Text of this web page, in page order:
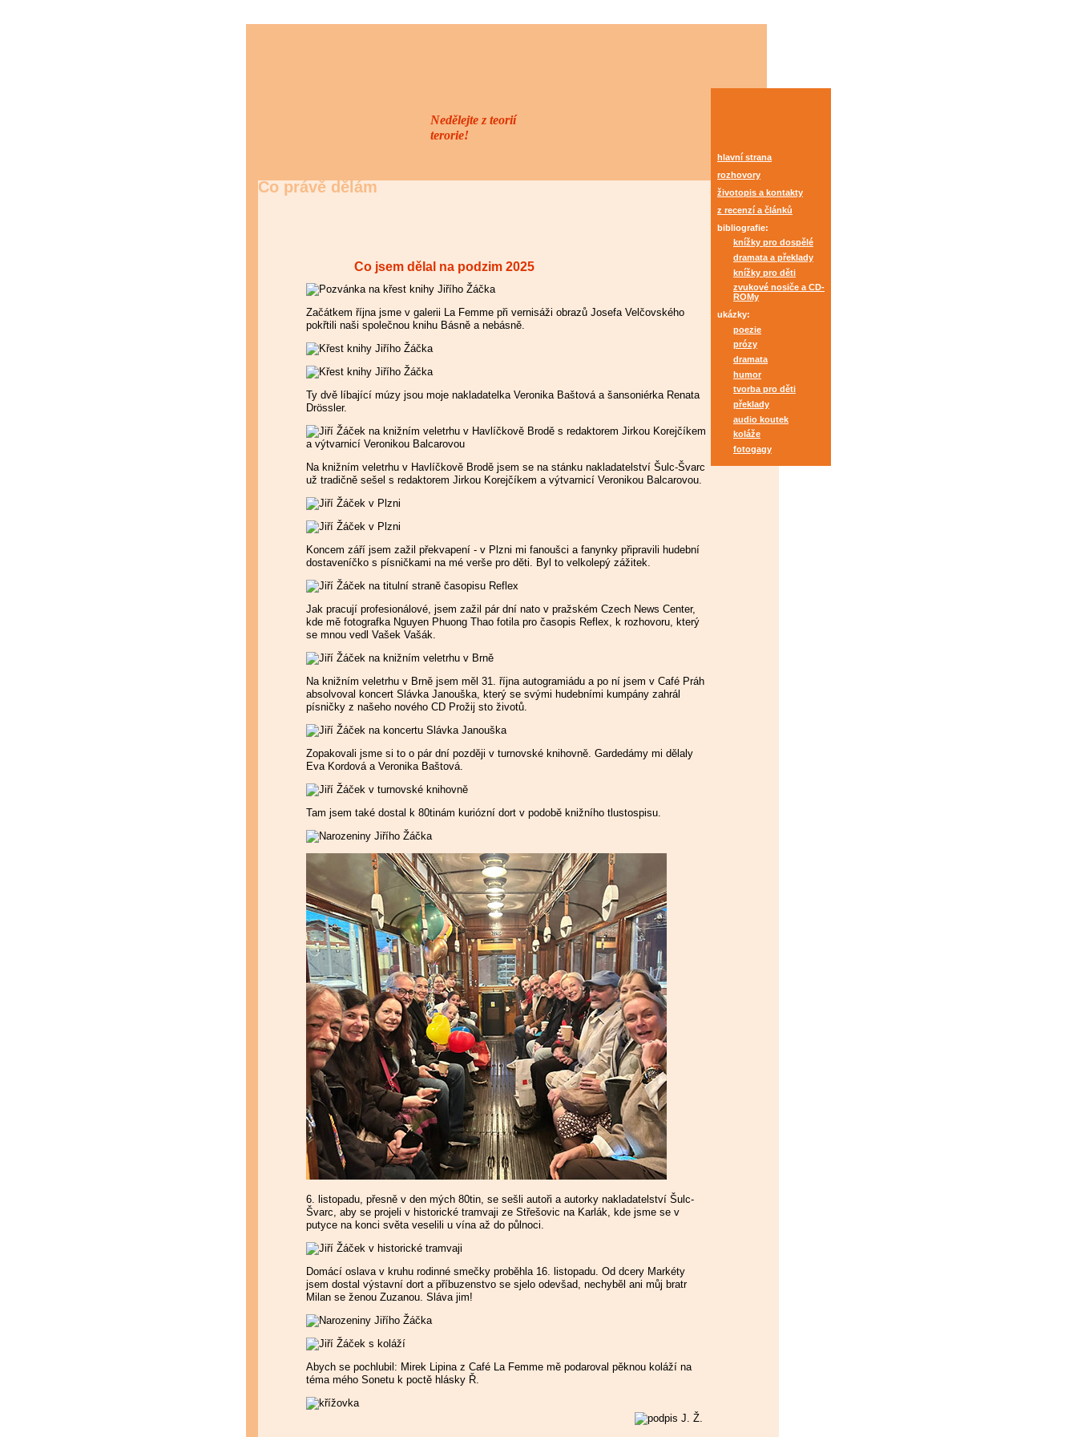
Nedělejte z teorií
terorie!
Co právě dělám
Co jsem dělal na podzim 2025
Začátkem října jsme v galerii La Femme při vernisáži obrazů Josefa Velčovského
pokřtili naši společnou knihu Básně a nebásně.
Ty dvě líbající múzy jsou moje nakladatelka Veronika Baštová a šansoniérka Renata
Drössler.
Na knižním veletrhu v Havlíčkově Brodě jsem se na stánku nakladatelství Šulc-Švarc
už tradičně sešel s redaktorem Jirkou Korejčíkem a výtvarnicí Veronikou Balcarovou.
Koncem září jsem zažil překvapení - v Plzni mi fanoušci a fanynky připravili hudební
dostaveníčko s písničkami na mé verše pro děti. Byl to velkolepý zážitek.
Jak pracují profesionálové, jsem zažil pár dní nato v pražském Czech News Center,
kde mě fotografka Nguyen Phuong Thao fotila pro časopis Reflex, k rozhovoru, který
se mnou vedl Vašek Vašák.
Na knižním veletrhu v Brně jsem měl 31. října autogramiádu a po ní jsem v Café Práh
absolvoval koncert Slávka Janouška, který se svými hudebními kumpány zahrál
písničky z našeho nového CD Prožij sto životů.
Zopakovali jsme si to o pár dní později v turnovské knihovně. Gardedámy mi dělaly
Eva Kordová a Veronika Baštová.
Tam jsem také dostal k 80tinám kuriózní dort v podobě knižního tlustospisu.
6. listopadu, přesně v den mých 80tin, se sešli autoři a autorky nakladatelství Šulc-
Švarc, aby se projeli v historické tramvaji ze Střešovic na Karlák, kde jsme se v
putyce na konci světa veselili u vína až do půlnoci.
Domácí oslava v kruhu rodinné smečky proběhla 16. listopadu. Od dcery Markéty
jsem dostal výstavní dort a příbuzenstvo se sjelo odevšad, nechyběl ani můj bratr
Milan se ženou Zuzanou. Sláva jim!
Abych se pochlubil: Mirek Lipina z Café La Femme mě podaroval pěknou koláží na
téma mého Sonetu k poctě hlásky Ř.
hlavní strana
rozhovory
životopis a kontakty
z recenzí a článků
bibliografie:
knížky pro dospělé
dramata a překlady
knížky pro děti
zvukové nosiče a CD-
ROMy
ukázky:
poezie
prózy
dramata
humor
tvorba pro děti
překlady
audio koutek
koláže
fotogagy